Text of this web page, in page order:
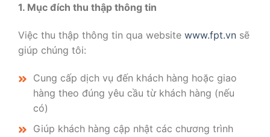
1. Mục đích thu thập thông tin
Việc thu thập thông tin qua website www.fpt.vn sẽ
giúp chúng tôi:
Cung cấp dịch vụ đến khách hàng hoặc giao
hàng theo đúng yêu cầu từ khách hàng (nếu
có)
Giúp khách hàng cập nhật các chương trình